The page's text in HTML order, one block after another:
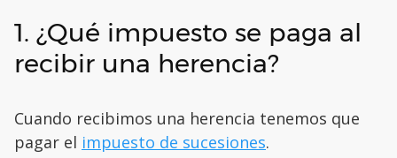
1. ¿Qué impuesto se paga al
recibir una herencia?
Cuando recibimos una herencia tenemos que
pagar el impuesto de sucesiones.